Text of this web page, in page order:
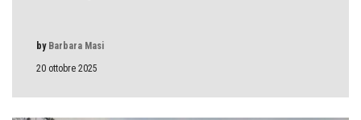
20 ottobre 2025
by Barbara Masi